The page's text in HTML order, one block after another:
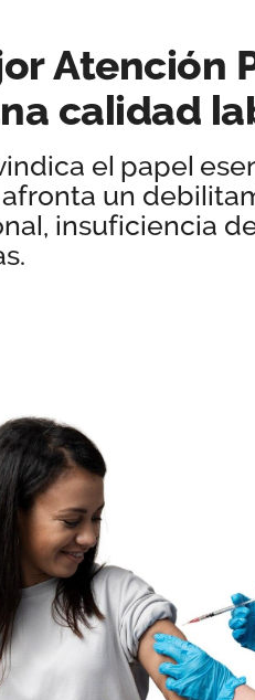
Atención
calidad
el papel
un
insuficiencia